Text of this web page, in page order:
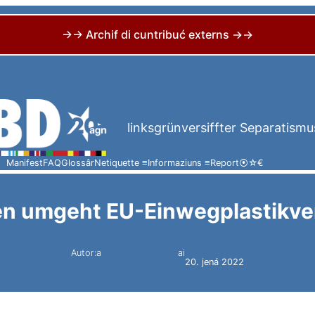
→→ Archif di cuntribuć externs →→
linksgrünversiffter
ManifestFAQGlossârNetiquette ≡Informaziuns ≡Report⦿☆€
umgeht EU-
Autor:a
ai
20. jená 2022